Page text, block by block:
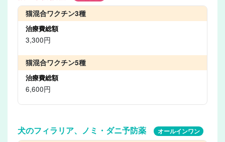
猫混合ワクチン3種
3,300円
猫混合ワクチン5種
6,600円
犬のフィラリア、ノミ・ダニ予防薬 オールインワン